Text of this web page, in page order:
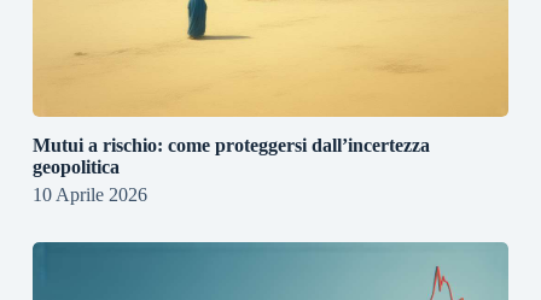
Mutui a rischio: come proteggersi dall’incertezza
geopolitica
10 Aprile 2026